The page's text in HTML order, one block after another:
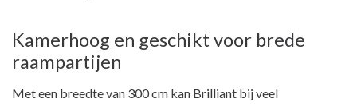
Kamerhoog en geschikt voor brede
raampartijen
Met een breedte van 300 cm kan Brilliant bij veel